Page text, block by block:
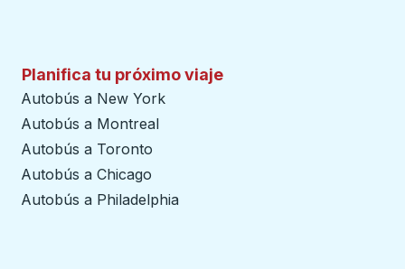
Planifica tu próximo viaje
Autobús a New York
Autobús a Montreal
Autobús a Toronto
Autobús a Chicago
Autobús a Philadelphia